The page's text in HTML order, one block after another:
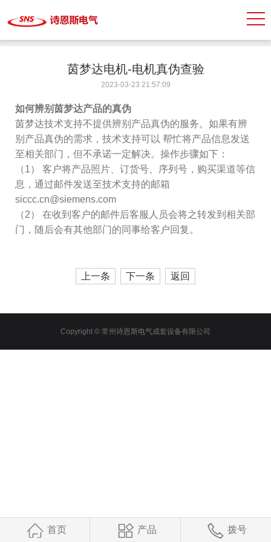
茵梦达电机-电机真伪查验
2023-03-23 21:57:09
如何辨别茵梦达产品的真伪
茵梦达技术支持不提供辨别产品真伪的服务。如果有辨
别产品真伪的需求，技术支持可以 帮忙将产品信息发送
至相关部门，但不承诺一定解决。操作步骤如下：
（1） 客户将产品照片、订货号、序列号，购买渠道等信
息，通过邮件发送至技术支持的邮箱
siccc.cn@siemens.com
（2） 在收到客户的邮件后客服人员会将之转发到相关部
门，随后会有其他部门的同事给客户回复。
上一条 下一条 返回
Copyright © 常州诗恩斯电气成套设备有限公司
首页 产品 拨号